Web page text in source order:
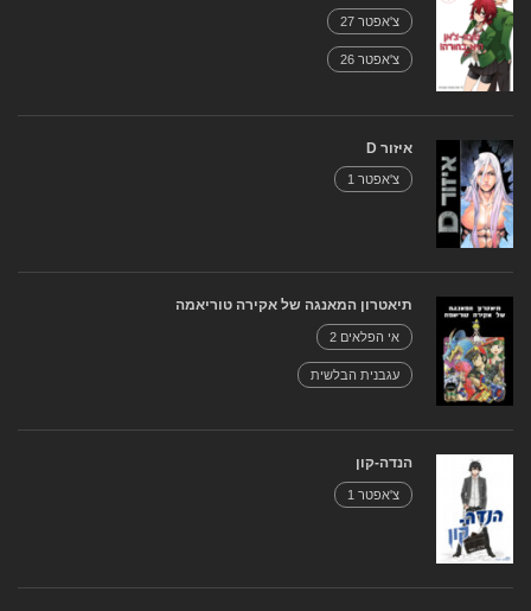
צ'אפטר 27
צ'אפטר 26
איזור D
צ'אפטר 1
תיאטרון המאנגה של אקירה טוריאמה
אי הפלאים 2
עגבנית הבלשית
הנדה-קון
צ'אפטר 1